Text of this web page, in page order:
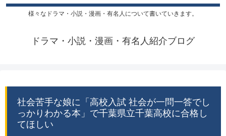
様々なドラマ・小説・漫画・有名人について書いていきます。
ドラマ・小説・漫画・有名人紹介ブログ
社会苦手な娘に「高校入試 社会が一問一答でし
っかりわかる本」で千葉県立千葉高校に合格し
てほしい